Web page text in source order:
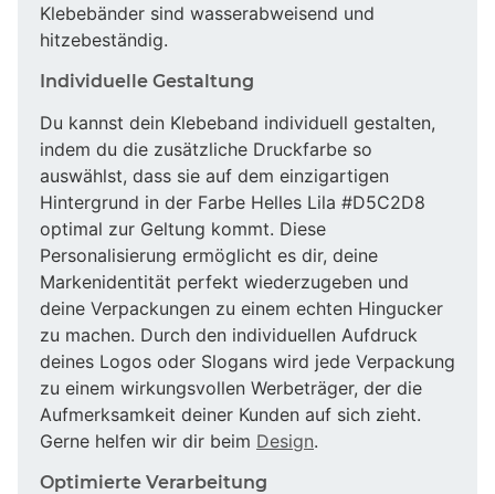
Klebebänder sind wasserabweisend und
hitzebeständig.
Individuelle Gestaltung
Du kannst dein Klebeband individuell gestalten,
indem du die zusätzliche Druckfarbe so
auswählst, dass sie auf dem einzigartigen
Hintergrund in der Farbe Helles Lila #D5C2D8
optimal zur Geltung kommt. Diese
Personalisierung ermöglicht es dir, deine
Markenidentität perfekt wiederzugeben und
deine Verpackungen zu einem echten Hingucker
zu machen. Durch den individuellen Aufdruck
deines Logos oder Slogans wird jede Verpackung
zu einem wirkungsvollen Werbeträger, der die
Aufmerksamkeit deiner Kunden auf sich zieht.
Gerne helfen wir dir beim Design.
Optimierte Verarbeitung